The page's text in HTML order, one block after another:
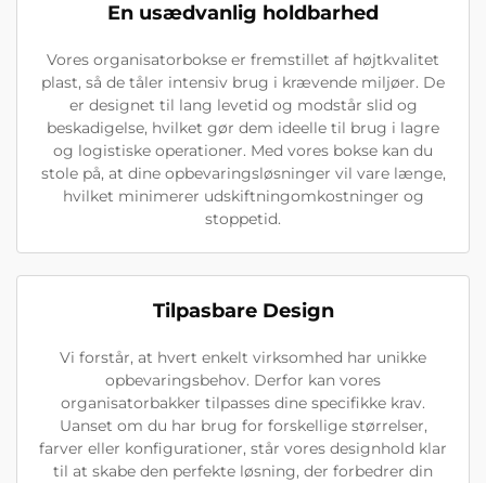
En usædvanlig holdbarhed
Vores organisatorbokse er fremstillet af højtkvalitet
plast, så de tåler intensiv brug i krævende miljøer. De
er designet til lang levetid og modstår slid og
beskadigelse, hvilket gør dem ideelle til brug i lagre
og logistiske operationer. Med vores bokse kan du
stole på, at dine opbevaringsløsninger vil vare længe,
hvilket minimerer udskiftningomkostninger og
stoppetid.
Tilpasbare Design
Vi forstår, at hvert enkelt virksomhed har unikke
opbevaringsbehov. Derfor kan vores
organisatorbakker tilpasses dine specifikke krav.
Uanset om du har brug for forskellige størrelser,
farver eller konfigurationer, står vores designhold klar
til at skabe den perfekte løsning, der forbedrer din